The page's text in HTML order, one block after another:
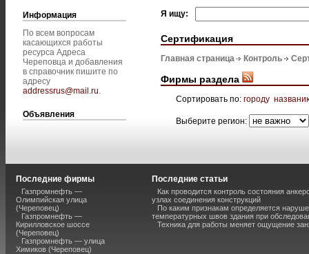
Информация
По всем вопросам
касающихся работы
ресурса Адреса
Череповца и добавления
в справочник пишите по
адресу
addressrus@mail.ru.
Объявления
Я ищу:
Сертификация
Главная страница Контроль
Фирмы раздела
Сортировать по: городу
Выберите регион:
Последние фирмы
Газпромнефть —
Олимпийская улица
(Череповец)
Газпромнефть —
Кирилловское шоссе
(Череповец)
Газпромнефть — улица
Химиков (Череповец)
Последние статьи
Как проводится контроль состояния
узлах соединения конструкций
По каким признакам определяется
температурных швов здания при
Техника для работы меняет ощущение